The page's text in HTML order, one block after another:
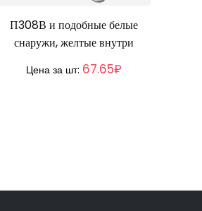
П308В и подобные белые
снаружи, желтые внутри
Цена за шт: 67.65₽